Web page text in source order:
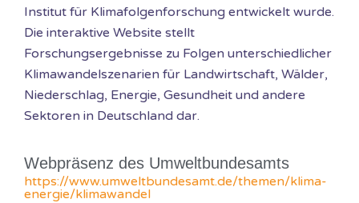
Institut für Klimafolgenforschung entwickelt wurde.
Die interaktive Website stellt
Forschungsergebnisse zu Folgen unterschiedlicher
Klimawandelszenarien für Landwirtschaft, Wälder,
Niederschlag, Energie, Gesundheit und andere
Sektoren in Deutschland dar.
Webpräsenz des Umweltbundesamts
https://www.umweltbundesamt.de/themen/klima-
energie/klimawandel